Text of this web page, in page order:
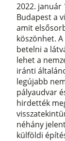
2022. január
Budapest a
amit
köszönhet.
betelni a
lehet a
iránti
legújabb
pályaudvar
hirdették
néhány
külföldi